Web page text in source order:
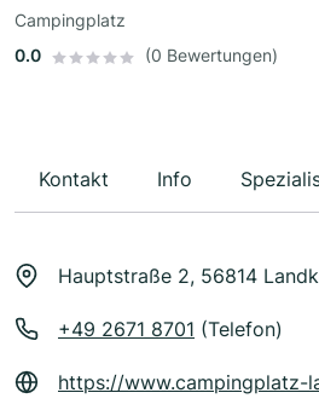
Campingplatz
0.0
(0 Bewertungen)
Kontakt Info
Hauptstraße 2, 56814
+49 2671 8701 (Telefon)
https://www.campingplatz-